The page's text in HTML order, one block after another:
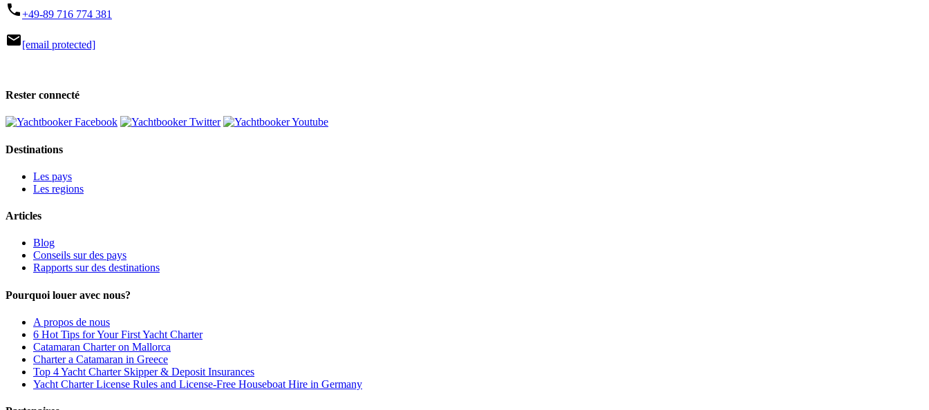
phone+49-89 716 774 381
mail[email protected]
Rester connecté
Destinations
Les pays
Les regions
Articles
Blog
Conseils sur des pays
Rapports sur des destinations
Pourquoi louer avec nous?
A propos de nous
6 Hot Tips for Your First Yacht Charter
Catamaran Charter on Mallorca
Charter a Catamaran in Greece
Top 4 Yacht Charter Skipper & Deposit Insurances
Yacht Charter License Rules and License-Free Houseboat Hire in Germany